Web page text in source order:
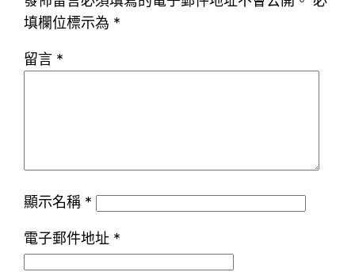
填欄位標示為 *
留言 *
顯示名稱 *
電子郵件地址 *